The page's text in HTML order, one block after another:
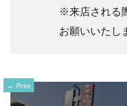
※来店される
お願いいたし
Prev